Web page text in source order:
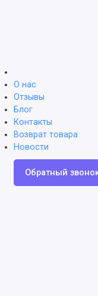
О нас
Отзывы
Блог
Контакты
Возврат товара
Новости
Обратный